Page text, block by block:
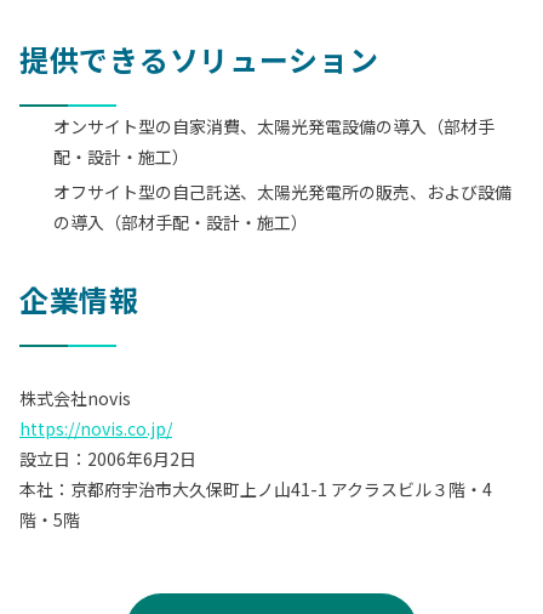
提供できるソリューション
オンサイト型の自家消費、太陽光発電設備の導入（部材手
配・設計・施工）
オフサイト型の自己託送、太陽光発電所の販売、および設備
の導入（部材手配・設計・施工）
企業情報
株式会社novis
https://novis.co.jp/
設立日：2006年6月2日
本社：京都府宇治市大久保町上ノ山41-1 アクラスビル３階・4
階・5階